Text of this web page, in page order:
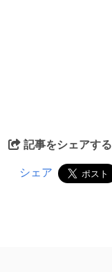
記事をシェアする
シェア